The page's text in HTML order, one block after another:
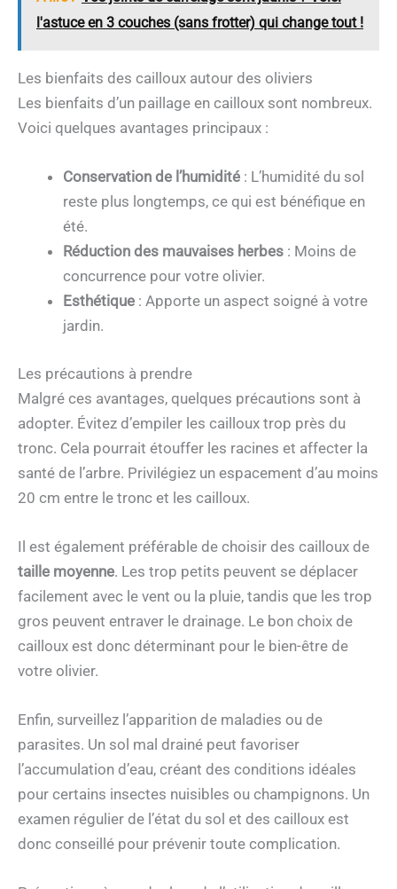
l'astuce en 3 couches (sans frotter) qui change tout !
Les bienfaits des cailloux autour des oliviers
Les bienfaits d’un paillage en cailloux sont nombreux.
Voici quelques avantages principaux :
Conservation de l’humidité : L’humidité du sol
reste plus longtemps, ce qui est bénéfique en
été.
Réduction des mauvaises herbes : Moins de
concurrence pour votre olivier.
Esthétique : Apporte un aspect soigné à votre
jardin.
Les précautions à prendre
Malgré ces avantages, quelques précautions sont à
adopter. Évitez d’empiler les cailloux trop près du
tronc. Cela pourrait étouffer les racines et affecter la
santé de l’arbre. Privilégiez un espacement d’au moins
20 cm entre le tronc et les cailloux.
Il est également préférable de choisir des cailloux de
taille moyenne. Les trop petits peuvent se déplacer
facilement avec le vent ou la pluie, tandis que les trop
gros peuvent entraver le drainage. Le bon choix de
cailloux est donc déterminant pour le bien-être de
votre olivier.
Enfin, surveillez l’apparition de maladies ou de
parasites. Un sol mal drainé peut favoriser
l’accumulation d’eau, créant des conditions idéales
pour certains insectes nuisibles ou champignons. Un
examen régulier de l’état du sol et des cailloux est
donc conseillé pour prévenir toute complication.